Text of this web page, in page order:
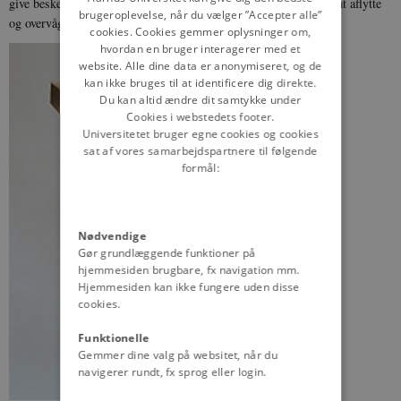
og overvåge ikke-mistænkte personers telefoner og computere.
brugeroplevelse, når du vælger ”Accepter alle”
cookies. Cookies gemmer oplysninger om,
hvordan en bruger interagerer med et
website. Alle dine data er anonymiseret, og de
kan ikke bruges til at identificere dig direkte.
Du kan altid ændre dit samtykke under
Cookies i webstedets footer.
Universitetet bruger egne cookies og cookies
sat af vores samarbejdspartnere til følgende
formål:
Nødvendige
Gør grundlæggende funktioner på
hjemmesiden brugbare, fx navigation mm.
Hjemmesiden kan ikke fungere uden disse
cookies.
Funktionelle
Gemmer dine valg på websitet, når du
navigerer rundt, fx sprog eller login.